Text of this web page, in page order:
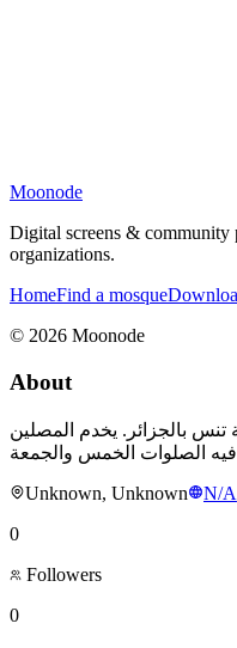
Moonode
Digital screens & community
organizations.
HomeFind a mosque
© 2026 Moonode
About
بالجزائر. يخدم المصلين
Unknown, Unknown
N/A
0
Followers
0